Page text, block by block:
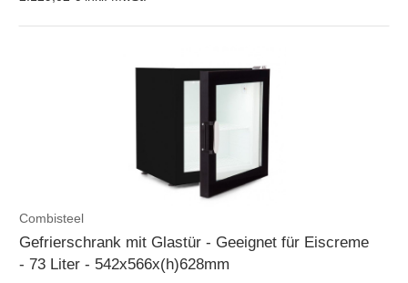
Combisteel
Gefrierschrank mit Glastür - Geeignet für Eiscreme
- 73 Liter - 542x566x(h)628mm